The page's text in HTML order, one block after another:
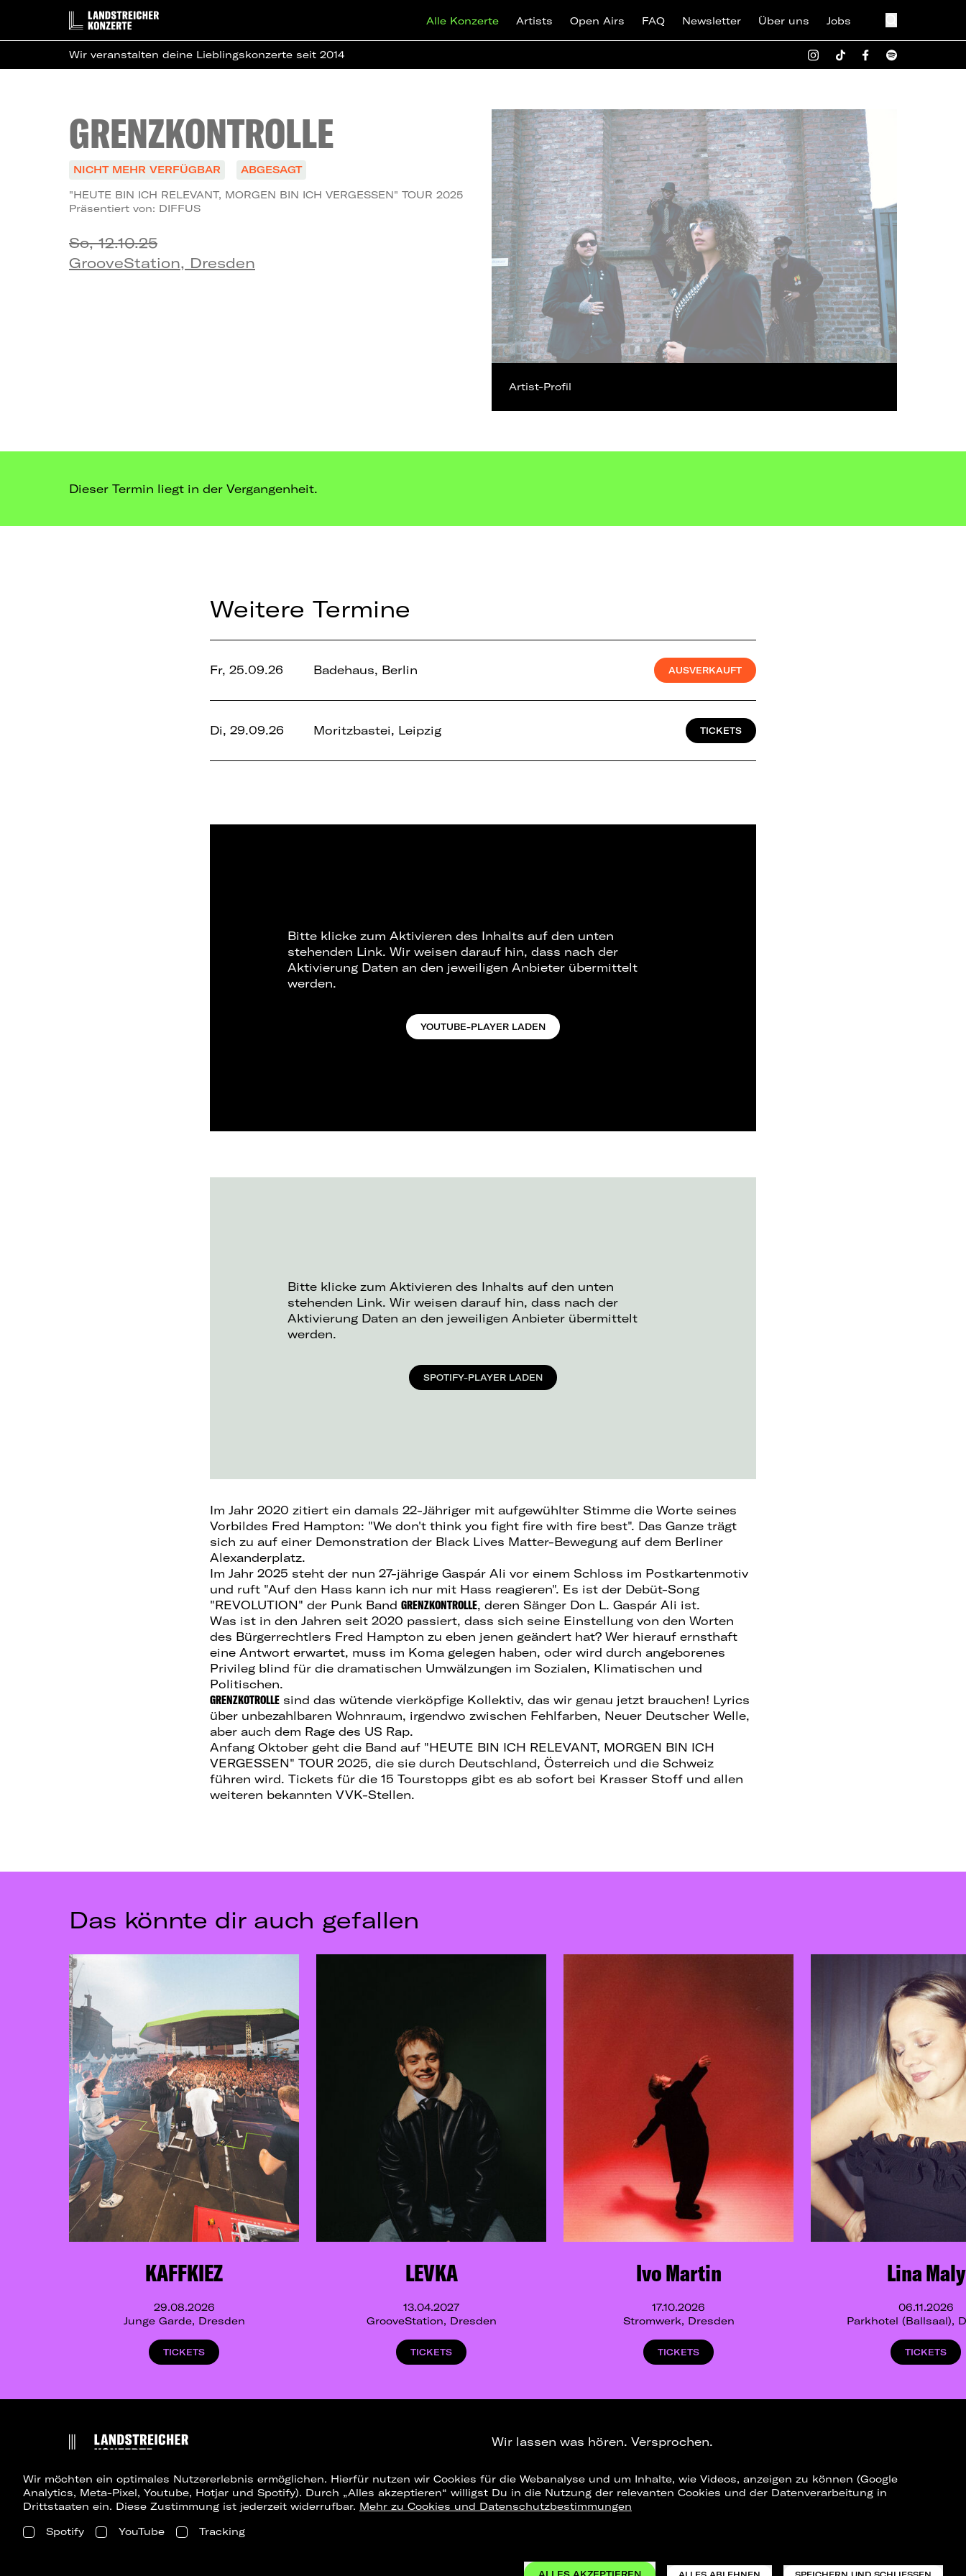
Alle Konzerte Artists Open Airs FAQ Newsletter Über uns Jobs
Wir veranstalten deine Lieblingskonzerte seit 2014
GRENZKONTROLLE
NICHT MEHR VERFÜGBAR
ABGESAGT
"HEUTE BIN ICH RELEVANT, MORGEN BIN ICH VERGESSEN" TOUR 2025
Präsentiert von: DIFFUS
So, 12.10.25
GrooveStation, Dresden
Artist-Profil
Dieser Termin liegt in der Vergangenheit.
Weitere Termine
Fr, 25.09.26 Badehaus, Berlin AUSVERKAUFT
Di, 29.09.26 Moritzbastei, Leipzig TICKETS
Bitte klicke zum Aktivieren des Inhalts auf den unten
stehenden Link. Wir weisen darauf hin, dass nach der
Aktivierung Daten an den jeweiligen Anbieter übermittelt
werden.
YOUTUBE-PLAYER LADEN
Bitte klicke zum Aktivieren des Inhalts auf den unten
stehenden Link. Wir weisen darauf hin, dass nach der
Aktivierung Daten an den jeweiligen Anbieter übermittelt
werden.
SPOTIFY-PLAYER LADEN
Im Jahr 2020 zitiert ein damals 22-Jähriger mit aufgewühlter Stimme die Worte seines
Vorbildes Fred Hampton: "We don't think you fight fire with fire best". Das Ganze trägt
sich zu auf einer Demonstration der Black Lives Matter-Bewegung auf dem Berliner
Alexanderplatz.
Im Jahr 2025 steht der nun 27-jährige Gaspár Ali vor einem Schloss im Postkartenmotiv
und ruft "Auf den Hass kann ich nur mit Hass reagieren". Es ist der Debüt-Song
"REVOLUTION" der Punk Band GRENZKONTROLLE, deren Sänger Don L. Gaspár Ali ist.
Was ist in den Jahren seit 2020 passiert, dass sich seine Einstellung von den Worten
des Bürgerrechtlers Fred Hampton zu eben jenen geändert hat? Wer hierauf ernsthaft
eine Antwort erwartet, muss im Koma gelegen haben, oder wird durch angeborenes
Privileg blind für die dramatischen Umwälzungen im Sozialen, Klimatischen und
Politischen.
GRENZKOTROLLE sind das wütende vierköpfige Kollektiv, das wir genau jetzt brauchen! Lyrics
über unbezahlbaren Wohnraum, irgendwo zwischen Fehlfarben, Neuer Deutscher Welle,
aber auch dem Rage des US Rap.
Anfang Oktober geht die Band auf "HEUTE BIN ICH RELEVANT, MORGEN BIN ICH
VERGESSEN" TOUR 2025, die sie durch Deutschland, Österreich und die Schweiz
führen wird. Tickets für die 15 Tourstopps gibt es ab sofort bei Krasser Stoff und allen
weiteren bekannten VVK-Stellen.
Das könnte dir auch gefallen
KAFFKIEZ
29.08.2026
Junge Garde, Dresden
TICKETS
LEVKA
13.04.2027
GrooveStation, Dresden
TICKETS
Ivo Martin
17.10.2026
Stromwerk, Dresden
TICKETS
Lina Maly
06.11.2026
Parkhotel (Ballsaal),
TICKETS
Wir möchten ein optimales Nutzererlebnis ermöglichen. Hierfür nutzen wir Cookies für die Webanalyse und um Inhalte, wie Videos, anzeigen zu können (Google
Analytics, Meta-Pixel, Youtube, Hotjar und Spotify). Durch „Alles akzeptieren“ willigst Du in die Nutzung der relevanten Cookies und der Datenverarbeitung in
Drittstaaten ein. Diese Zustimmung ist jederzeit widerrufbar. Mehr zu Cookies und Datenschutzbestimmungen
Spotify
YouTube Tracking
Wir lassen was hören. Versprochen.
NEWSLETTER TELEGRAM-CHANNEL
Konzertsommer Petersberg Vergangene Showso_teamDatenschutzImpressum